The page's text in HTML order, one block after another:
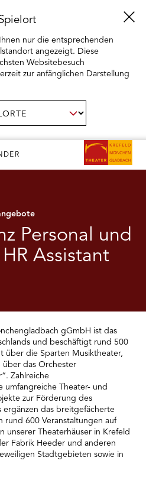
nur die entsprechenden
angezeigt. Diese
Websitebesuch
zur anfänglichen Darstellung
Personal und
Assistant
gGmbH ist das
und beschäftigt rund 500
über die Sparten Musiktheater,
über das Orchester
Zahlreiche
umfangreiche Theater- und
zur Förderung des
ergänzen das breitgefächerte
rund 600 Veranstaltungen auf
unserer Theaterhäuser in Krefeld
Fabrik Heeder und anderen
Stadtgebieten sowie in